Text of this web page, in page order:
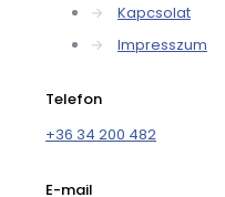
→
Kapcsolat
→
Impresszum
Telefon
+36 34 200 482
E-mail